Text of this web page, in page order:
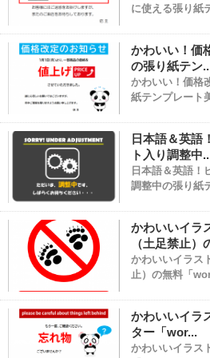
に使える張り紙
かわいい！価
の張り紙テン
かわいい！価格
紙テンプレート
日本語＆英語
ト入り調整中
日本語＆英語！
調整中の張り紙
かわいいイラ
（土足禁止）
かわいいイラス
止）の無料「
かわいいイラ
ター「wor...
かわいいイラス